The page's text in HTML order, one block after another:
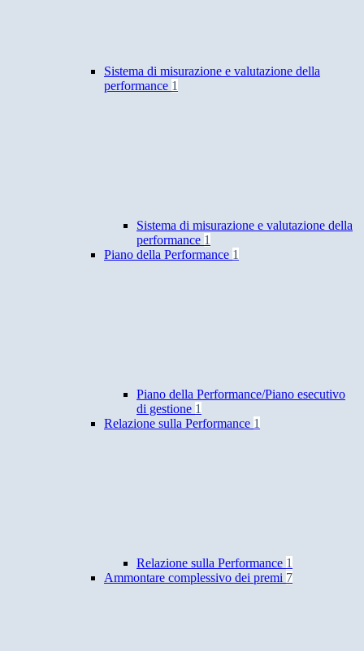
Sistema di misurazione e valutazione della
performance 1
Sistema di misurazione e valutazione della
performance 1
Piano della Performance 1
Piano della Performance/Piano esecutivo
di gestione 1
Relazione sulla Performance 1
Relazione sulla Performance 1
Ammontare complessivo dei premi 7